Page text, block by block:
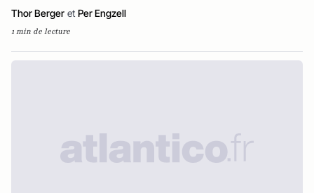
Thor Berger et Per Engzell
1 min de lecture